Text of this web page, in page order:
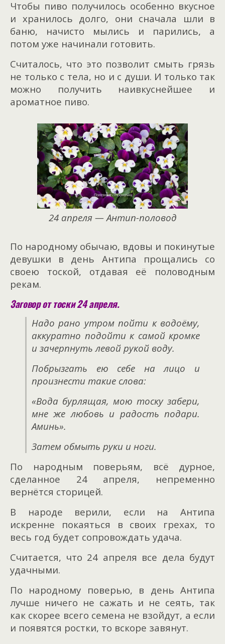
Чтобы пиво получилось особенно вкусное
и хранилось долго, они сначала шли в
баню, начисто мылись и парились, а
потом уже начинали готовить.
Считалось, что это позволит смыть грязь
не только с тела, но и с души. И только так
можно получить наивкуснейшее и
ароматное пиво.
24 апреля — Антип-половод
По народному обычаю, вдовы и покинутые
девушки в день Антипа прощались со
своею тоской, отдавая её половодным
рекам.
Заговор от тоски 24 апреля.
Надо рано утром пойти к водоёму,
аккуратно подойти к самой кромке
и зачерпнуть левой рукой воду.
Побрызгать ею себе на лицо и
произнести такие слова:
«Вода бурлящая, мою тоску забери,
мне же любовь и радость подари.
Аминь».
Затем обмыть руки и ноги.
По народным поверьям, всё дурное,
сделанное 24 апреля, непременно
вернётся сторицей.
В народе верили, если на Антипа
искренне покаяться в своих грехах, то
весь год будет сопровождать удача.
Считается, что 24 апреля все дела будут
удачными.
По народному поверью, в день Антипа
лучше ничего не сажать и не сеять, так
как скорее всего семена не взойдут, а если
и появятся ростки, то вскоре завянут.